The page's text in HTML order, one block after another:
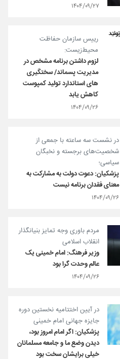
۱۴۰۴/۰۹/۲۷
رییس سازمان حفاظت
محیط‌زیست:
لزوم داشتن برنامه مشخص در
مدیریت پسماند/ سختگیری
های استاندارد تولید کمپوست
کاهش یابد
۱۴۰۴/۰۹/۲۶
در نشست سه ساعته با جمعی از
شخصیت‌های برجسته و نخبگان
سیاسی؛
پزشکیان: دعوت دولت به مشارکت به
معنای فقدان برنامه نیست
۱۴۰۴/۰۹/۲۶
مردم باوری وجه تمایز بنیانگذار
انقلاب اسلامی
وزیر فرهنگ: امام خمینی یک
عالم وحدت گرا بود
۱۴۰۴/۰۹/۲۶
در آیین اختتامیه نخستین دوره
جایزه جهانی امام خمینی
پزشکیان: اگر امام امروز بود،
دیدن وضع ما و جامعه مسلمانان
خیلی برایشان سخت بود